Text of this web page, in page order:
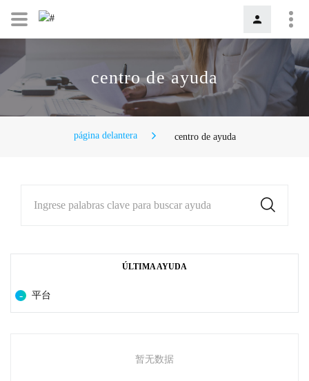
centro de ayuda
página delantera centro de ayuda
Ingrese palabras clave para buscar ayuda
ÚLTIMA AYUDA
平台
暂无数据